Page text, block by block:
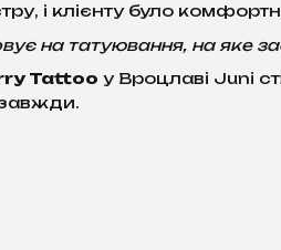
і клієнту було
на татуювання, на яке
Tattoo у Вроцлаві Juni